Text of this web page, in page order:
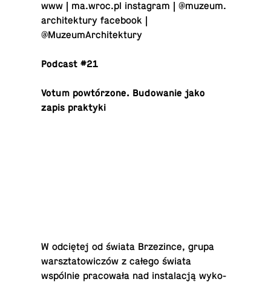
www | ma.​wroc.​pl in­sta­gram | @​muzeum.​
architek­tury face­book |
@MuzeumArchitektury
Podcast #21
Votum powtórzone. Bu­dowanie jako
zapis praktyki
W odciętej od świata Brzez­ince, grupa
warsz­ta­tow­iczów z całego świata
wspólnie pracowała nad in­sta­lacją wyko­